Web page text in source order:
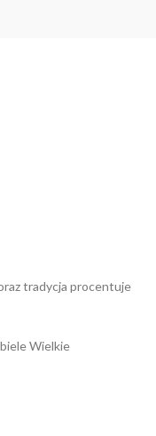
tradycja procentuje
Wielkie